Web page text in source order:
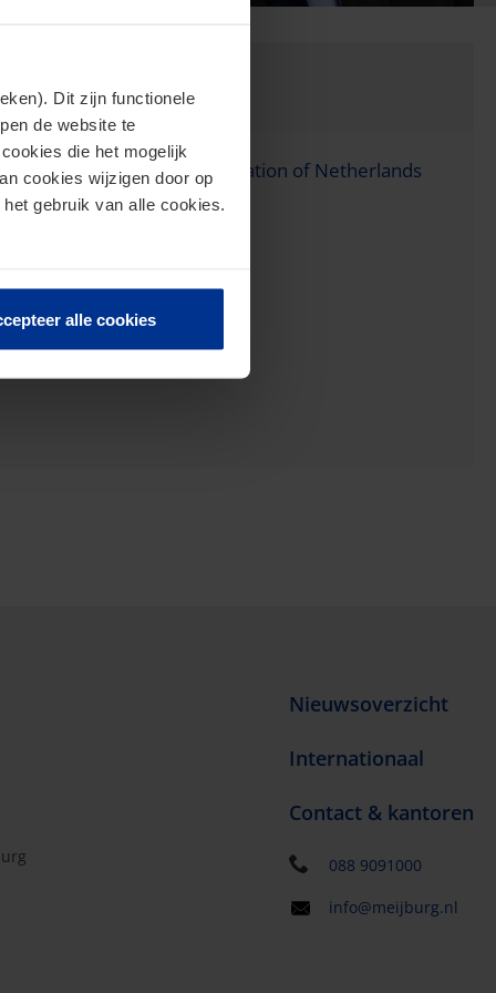
Dit zijn functionele
de website te
die het mogelijk
cookies wijzigen door op
gebruik van alle cookies.
alle cookies
of the Royal Association of Netherlands
Nieuwsoverzicht
Internationaal
Contact & kantoren
088 9091000
info@meijburg.nl